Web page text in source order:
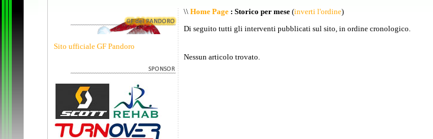
Sito ufficiale GF Pandoro
\\ Home Page: Storico per mese(inverti l'ordine)
Di seguito tutti gli interventi pubblicati sul sito, in ordine cronologico.
Nessun articolo trovato.